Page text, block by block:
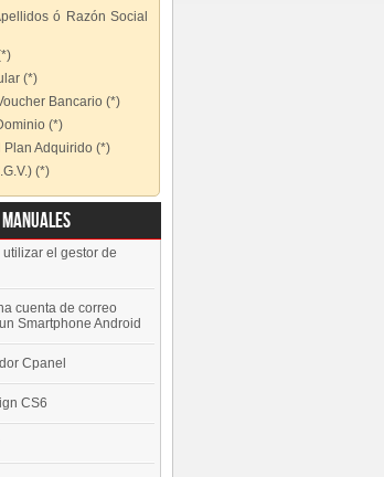
ó Razón Social
(*)
Bancario (*)
(*)
Plan Adquirido (*)
(*)
el gestor de
cuenta de correo
Smartphone Android
Cpanel
CS6